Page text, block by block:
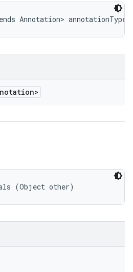
Annotation>
(Object other)